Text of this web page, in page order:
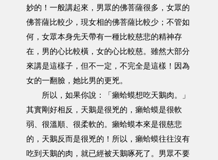
妙的！一般講起來，男眾的佛菩薩很多，女眾的
佛菩薩比較少，現女相的佛菩薩比較少；不管如
何，女眾本身先天帶有一種比較慈悲的精神存
在，男的心比較橫，女的心比較慈。雖然大部分
來講是這樣子，但不一定，不完全是這樣！因為
女的一翻臉，她比男的更兇。
所以，如果你說：「癩蛤蟆想吃天鵝肉。」
其實剛好相反，天鵝是很兇的，癩蛤蟆是很軟
弱、很溫順、很柔軟的。癩蛤蟆本來是很慈悲
的，天鵝反而是很兇的！所以，癩蛤蟆往往沒有
吃到天鵝的肉，就已經被天鵝啄死了。男眾不要